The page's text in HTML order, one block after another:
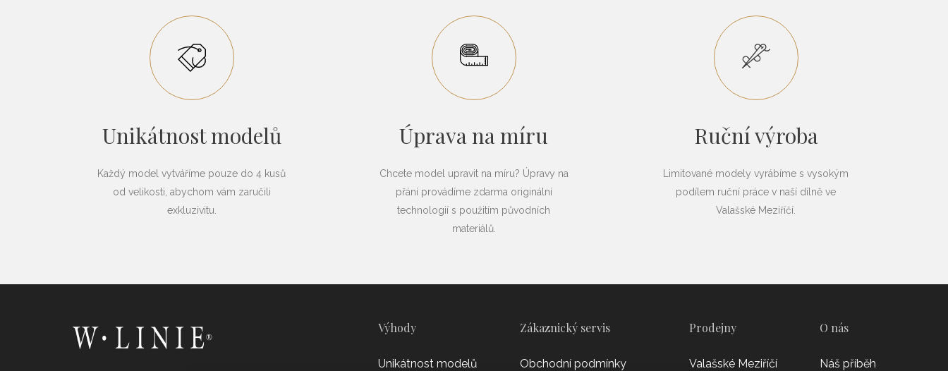
Unikátnost modelů
Každý model vytváříme pouze do 4 kusů
od velikosti, abychom vám zaručili
exkluzivitu.
Úprava na míru
Chcete model upravit na míru? Úpravy na
přání provádíme zdarma originální
technologií s použitím původních
materiálů.
Ruční výroba
Limitované modely vyrábíme s vysokým
podílem ruční práce v naší dílně ve
Valašské Meziříčí.
Výhody
Unikátnost modelů
Zákaznický servis
Obchodní podmínky
Prodejny
Valašské Meziříčí
O nás
Náš příběh